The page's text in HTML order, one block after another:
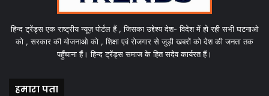
हिन्द ट्रेंड्स एक राष्ट्रीय न्यूज़ पोर्टल हैं , जिसका उद्देश्य देश- विदेश में हो रही सभी घटनाओ
को , सरकार की योजनाओ को , शिक्षा एवं रोजगार से जुड़ी खबरों को देश की जनता तक
पहुँचाना हैं। हिन्द ट्रेंड्स समाज के हित सदेव कार्यरत हैं।
हमारा पता